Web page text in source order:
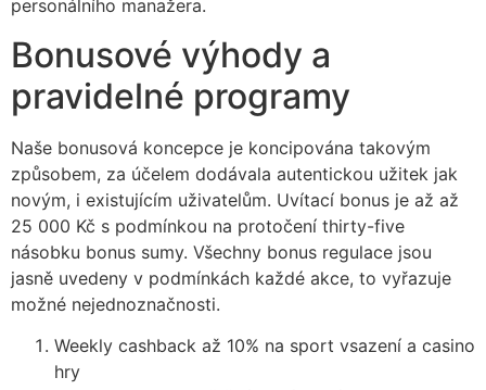
panel
panel
panel
panel
panel
panel
panel
personálního manažera.
Bonusové výhody a
pravidelné programy
Naše bonusová koncepce je koncipována takovým
způsobem, za účelem dodávala autentickou užitek jak
novým, i existujícím uživatelům. Uvítací bonus je až až
25 000 Kč s podmínkou na protočení thirty-five
násobku bonus sumy. Všechny bonus regulace jsou
jasně uvedeny v podmínkách každé akce, to vyřazuje
možné nejednoznačnosti.
Weekly cashback až 10% na sport vsazení a casino
hry